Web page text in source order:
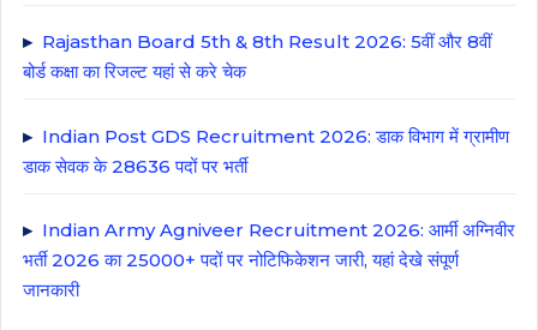
Rajasthan Board 5th & 8th Result 2026: 5वीं और 8वीं
बोर्ड कक्षा का रिजल्ट यहां से करे चेक
Indian Post GDS Recruitment 2026: डाक विभाग में ग्रामीण
डाक सेवक के 28636 पदों पर भर्ती
Indian Army Agniveer Recruitment 2026: आर्मी अग्निवीर
भर्ती 2026 का 25000+ पदों पर नोटिफिकेशन जारी, यहां देखे संपूर्ण
जानकारी